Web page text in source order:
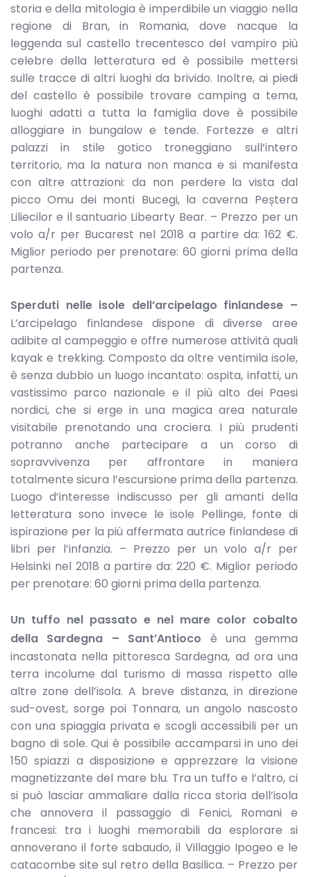
storia e della mitologia è imperdibile un viaggio nella
regione di Bran, in Romania, dove nacque la
leggenda sul castello trecentesco del vampiro più
celebre della letteratura ed è possibile mettersi
sulle tracce di altri luoghi da brivido. Inoltre, ai piedi
del castello è possibile trovare camping a tema,
luoghi adatti a tutta la famiglia dove è possibile
alloggiare in bungalow e tende. Fortezze e altri
palazzi in stile gotico troneggiano sull’intero
territorio, ma la natura non manca e si manifesta
con altre attrazioni: da non perdere la vista dal
picco Omu dei monti Bucegi, la caverna Peștera
Liliecilor e il santuario Libearty Bear. – Prezzo per un
volo a/r per Bucarest nel 2018 a partire da: 162 €.
Miglior periodo per prenotare: 60 giorni prima della
partenza.
Sperduti nelle isole dell’arcipelago finlandese –
L’arcipelago finlandese dispone di diverse aree
adibite al campeggio e offre numerose attività quali
kayak e trekking. Composto da oltre ventimila isole,
è senza dubbio un luogo incantato: ospita, infatti, un
vastissimo parco nazionale e il più alto dei Paesi
nordici, che si erge in una magica area naturale
visitabile prenotando una crociera. I più prudenti
potranno anche partecipare a un corso di
sopravvivenza per affrontare in maniera
totalmente sicura l’escursione prima della partenza.
Luogo d’interesse indiscusso per gli amanti della
letteratura sono invece le isole Pellinge, fonte di
ispirazione per la più affermata autrice finlandese di
libri per l’infanzia. – Prezzo per un volo a/r per
Helsinki nel 2018 a partire da: 220 €. Miglior periodo
per prenotare: 60 giorni prima della partenza.
Un tuffo nel passato e nel mare color cobalto
della Sardegna – Sant’Antioco è una gemma
incastonata nella pittoresca Sardegna, ad ora una
terra incolume dal turismo di massa rispetto alle
altre zone dell’isola. A breve distanza, in direzione
sud-ovest, sorge poi Tonnara, un angolo nascosto
con una spiaggia privata e scogli accessibili per un
bagno di sole. Qui è possibile accamparsi in uno dei
150 spiazzi a disposizione e apprezzare la visione
magnetizzante del mare blu. Tra un tuffo e l’altro, ci
si può lasciar ammaliare dalla ricca storia dell’isola
che annovera il passaggio di Fenici, Romani e
francesi: tra i luoghi memorabili da esplorare si
annoverano il forte sabaudo, il Villaggio Ipogeo e le
catacombe site sul retro della Basilica. – Prezzo per